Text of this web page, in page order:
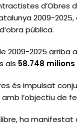
d’Obres
2009-2025,
pública.
2009-2025 arriba
als 58.748 milions
és impulsat
l’objectiu de
ha